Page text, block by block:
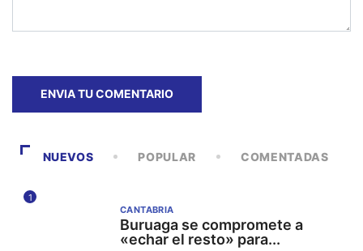
NUEVOS POPULAR COMENTADAS
1
CANTABRIA
Buruaga se compromete a
«echar el resto» para...